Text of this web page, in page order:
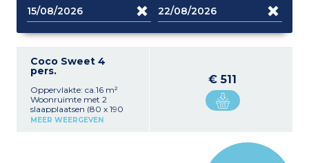
Coco Sweet 4
pers.
Oppervlakte: ca.16 m²
Woonruimte met 2
slaapplaatsen (80 x 190
cm)
MEER WEERGEVEN
€ 511